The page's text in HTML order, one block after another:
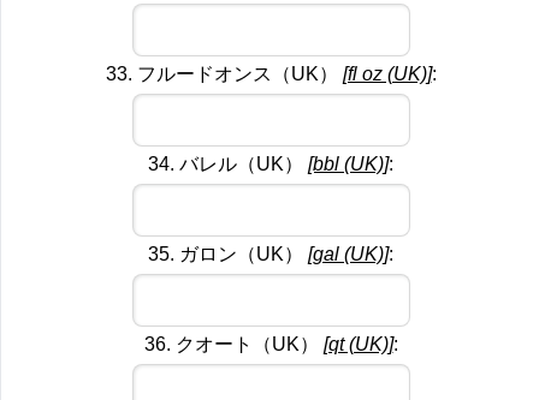
33. フルードオンス（UK） [fl oz (UK)]:
34. バレル（UK） [bbl (UK)]:
35. ガロン（UK） [gal (UK)]:
36. クオート（UK） [qt (UK)]: